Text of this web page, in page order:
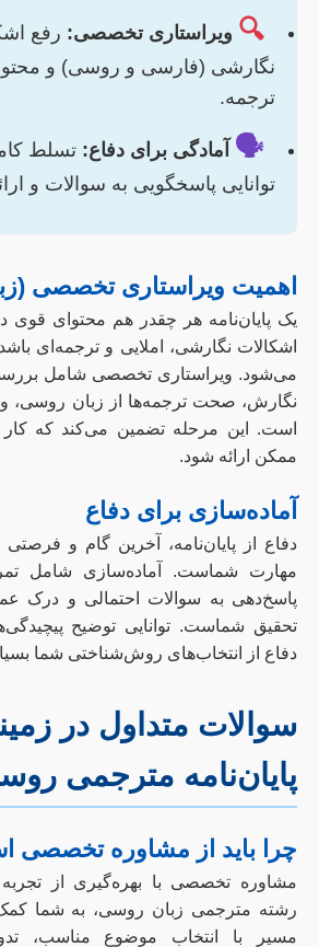
🔍 ویراستاری تخصصی: رفع
نگارشی (فارسی و روسی) و
ترجمه.
🗣️ آمادگی برای دفاع: تسلط
توانایی پاسخگویی به سوالات و
اهمیت ویراستاری تخصصی
یک پایان‌نامه هر چقدر هم محتوای قوی
اشکالات نگارشی، املایی و ترجمه‌ای
می‌شود. ویراستاری تخصصی شامل
نگارش، صحت ترجمه‌ها از زبان
است. این مرحله تضمین می‌کند که کار
ممکن ارائه شود.
آماده‌سازی برای دفاع
دفاع از پایان‌نامه، آخرین گام و
مهارت شماست. آماده‌سازی شامل
پاسخ‌دهی به سوالات احتمالی و درک
تحقیق شماست. توانایی توضیح
دفاع از انتخاب‌های روش‌شناختی شما
سوالات متداول در
پایان‌نامه مترجمی
چرا باید از مشاوره تخصصی
مشاوره تخصصی با بهره‌گیری از
رشته مترجمی زبان روسی، به شما کمک
مسیر با انتخاب موضوع مناسب،